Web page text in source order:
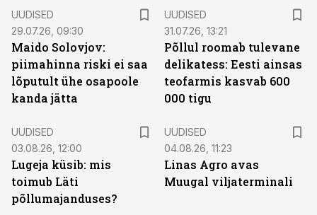
UUDISED
29.07.26, 09:30
Maido Solovjov:
piimahinna riski ei saa
lõputult ühe osapoole
kanda jätta
UUDISED
31.07.26, 13:21
Põllul roomab tulevane
delikatess: Eesti ainsas
teofarmis kasvab 600
000 tigu
UUDISED
03.08.26, 12:00
Lugeja küsib: mis
toimub Läti
põllumajanduses?
UUDISED
04.08.26, 11:23
Linas Agro avas
Muugal viljaterminali